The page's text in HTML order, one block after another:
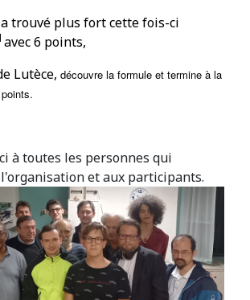
trouvé plus fort cette fois-ci
avec 6 points,
Lutèce, découvre la formule et termine à la
à toutes les personnes qui
et aux participants.